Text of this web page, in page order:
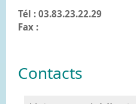
Tél : 03.83.23.22.29
Fax :
Contacts